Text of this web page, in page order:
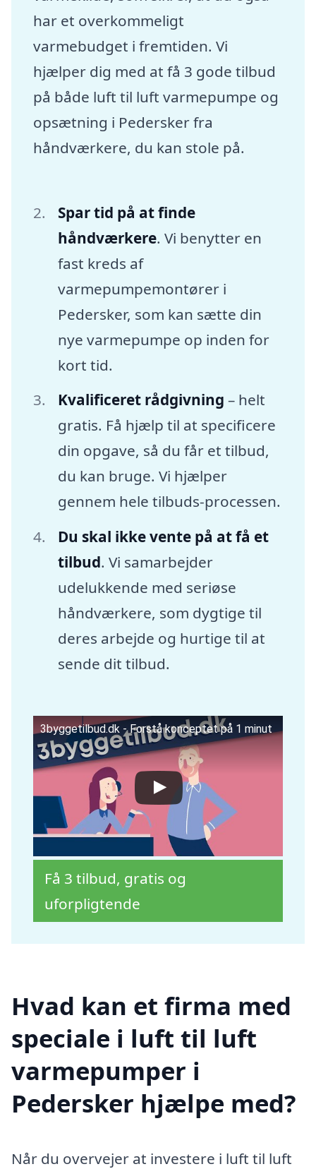
har et overkommeligt
varmebudget i fremtiden. Vi
hjælper dig med at få 3 gode tilbud
på både luft til luft varmepumpe og
opsætning i Pedersker fra
håndværkere, du kan stole på.
Spar tid på at finde
håndværkere. Vi benytter en
fast kreds af
varmepumpemontører i
Pedersker, som kan sætte din
nye varmepumpe op inden for
kort tid.
Kvalificeret rådgivning – helt
gratis. Få hjælp til at specificere
din opgave, så du får et tilbud,
du kan bruge. Vi hjælper
gennem hele tilbuds-processen.
Du skal ikke vente på at få et
tilbud. Vi samarbejder
udelukkende med seriøse
håndværkere, som dygtige til
deres arbejde og hurtige til at
sende dit tilbud.
3byggetilbud.dk - Forstå konceptet på 1 minut
Få 3 tilbud, gratis og
uforpligtende
Hvad kan et firma med
speciale i luft til luft
varmepumper i
Pedersker hjælpe med?
Når du overvejer at investere i luft til luft